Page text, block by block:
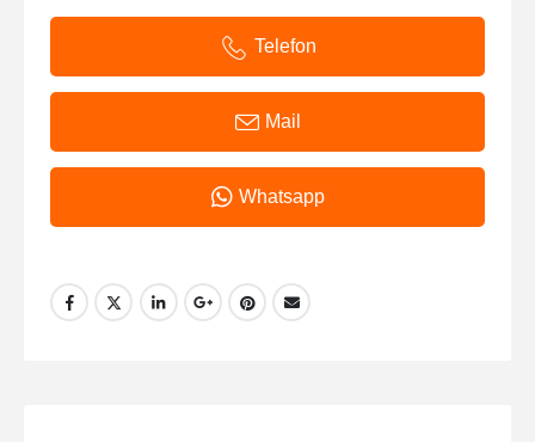
Telefon
Mail
Whatsapp